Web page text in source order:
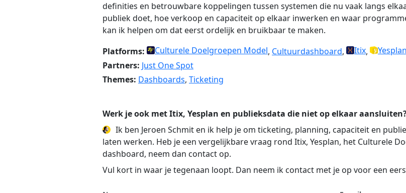
definities en betrouwbare koppelingen tussen systemen die nu vaak langs
publiek doet, hoe verkoop en capaciteit op elkaar inwerken en waar
kan ik helpen om dat eerst ordelijk en bruikbaar te maken.
Platforms:
Culturele Doelgroepen Model, Cultuurdashboard, Itix,
Yesplan
Partners: Just One Spot
Themes: Dashboards, Ticketing
Werk je ook met Itix, Yesplan en publieksdata die niet op elkaar
Ik ben Jeroen Schmit en ik help je om ticketing, planning, capaciteit en
laten werken. Heb je een vergelijkbare vraag rond Itix, Yesplan, het Culturele
dashboard, neem dan contact op.
Vul kort in waar je tegenaan loopt. Dan neem ik contact met je op voor een